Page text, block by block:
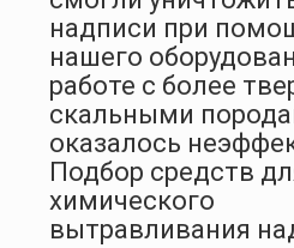
надписи при
нашего
работе с более
скальными
оказалось
Подбор средств
химического
вытравливания